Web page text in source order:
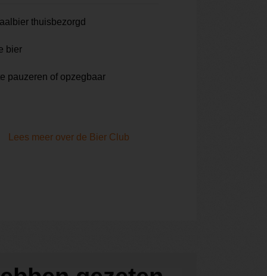
thuisbezorgd
bier
pauzeren of opzegbaar
Lees meer over de Bier Club